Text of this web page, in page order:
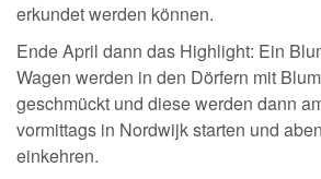
erkundet werden können.
Ende April dann das Highlight: Ein
Wagen werden in den Dörfern mit
geschmückt und diese werden dann
vormittags in Nordwijk starten und
einkehren.